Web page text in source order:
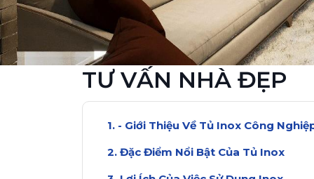
TƯ VẤN NHÀ ĐẸP
- Giới Thiệu Về Tủ Inox Công
Đặc Điểm Nổi Bật Của Tủ Inox